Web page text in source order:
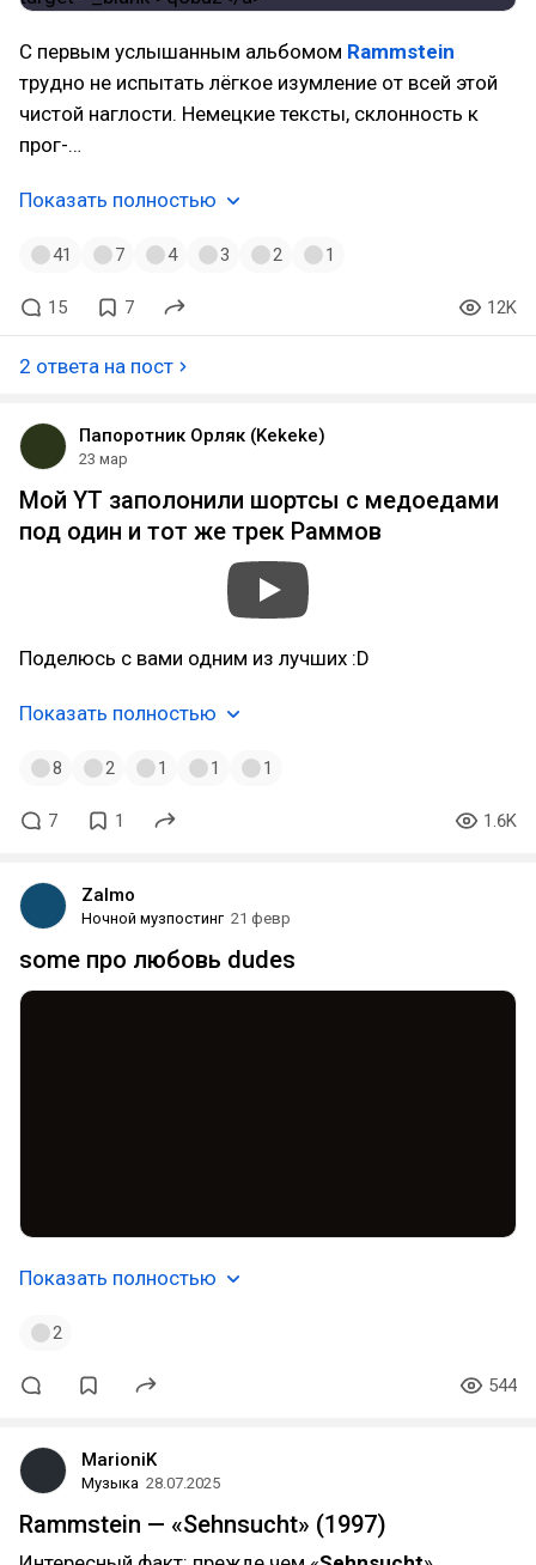
С первым услышанным альбомом Rammstein
трудно не испытать лёгкое изумление от всей этой
чистой наглости. Немецкие тексты, склонность к
прог-…
Показать полностью
41 7 4 3 2 1
15 7 12K
2 ответа на пост
Папоротник Орляк (Kekeke)
23 мар
Мой YT заполонили шортсы с медоедами
под один и тот же трек Раммов
Поделюсь с вами одним из лучших :D
Показать полностью
8 2 1 1 1
7 1 1.6K
Zalmo
Ночной музпостинг 21 февр
some про любовь dudes
Показать полностью
2
544
MarioniK
Музыка 28.07.2025
Rammstein — «Sehnsucht» (1997)